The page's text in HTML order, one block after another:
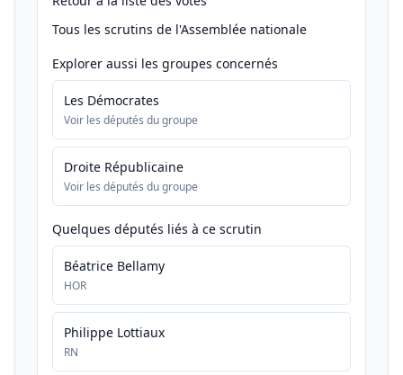
Tous les scrutins de l'Assemblée nationale
Explorer aussi les groupes concernés
Les Démocrates
Voir les députés du groupe
Droite Républicaine
Voir les députés du groupe
Quelques députés liés à ce scrutin
Béatrice Bellamy
HOR
Philippe Lottiaux
RN